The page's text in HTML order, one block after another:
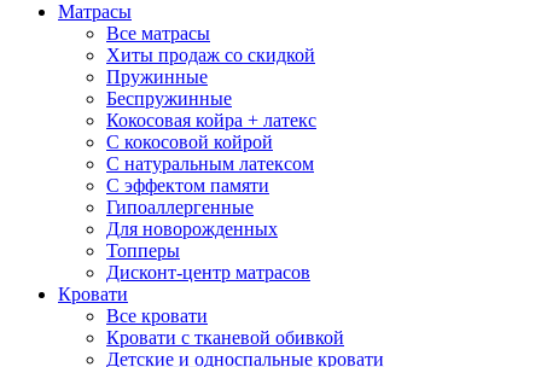
Матрасы
Все матрасы
Хиты продаж со скидкой
Пружинные
Беспружинные
Кокосовая койра + латекс
С кокосовой койрой
С натуральным латексом
С эффектом памяти
Гипоаллергенные
Для новорожденных
Топперы
Дисконт-центр матрасов
Кровати
Все кровати
Кровати с тканевой обивкой
Детские и односпальные кровати